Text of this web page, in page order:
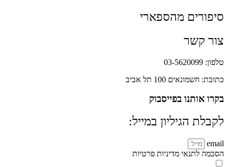
סיפורים מהספארי
צור קשר
טלפון: 03-5620099
כתובת: חשמונאים 100 תל אביב
בקרו אותנו בפייסבוק
לקבלת הגיליון במייל:
email
הסכמה לתנאי מדיניות פרטיות